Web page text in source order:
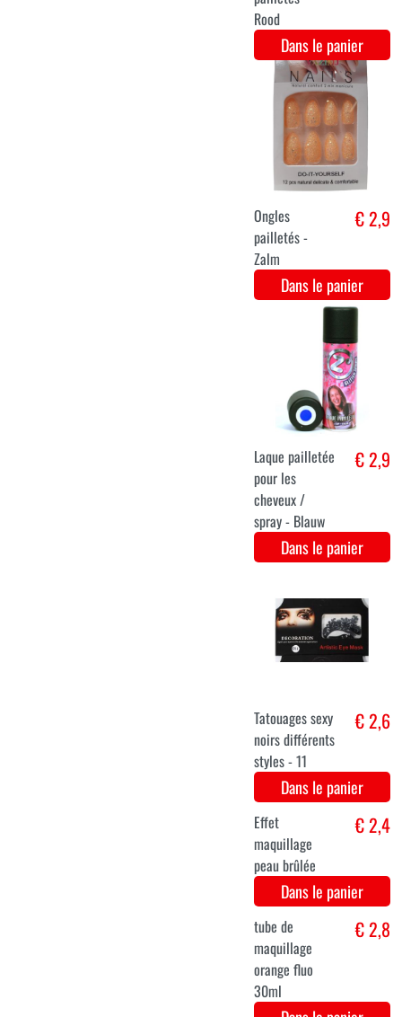
Ongles
pailletés -
Zilver
€ 2,9
pailletés -
Turquoise
€ 2,9
Ongles
pailletés -
Paars
€ 2,9
Ongles
pailletés -
Dans le panier